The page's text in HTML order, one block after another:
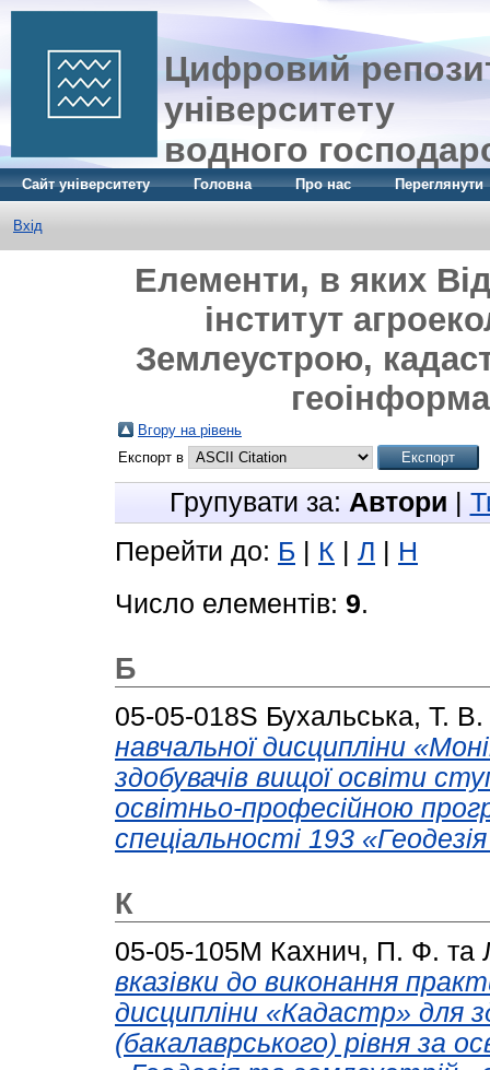
Цифровий
університету
водного
Сайт університету Головна Про нас Переглянути
Вхід
Елементи, в яких
інститут
Землеустрою,
Вгору на рівень
Експорт в
Групувати за: Автори
Перейти до: Б К Л
Н
Число елементів: 9.
Б
05-05-018S Бухальська, Т. В.
навчальної дисципліни
здобувачів вищої освіти
освітньо-професійною
спеціальності 193
К
05-05-105М Кахнич, П. Ф. та
вказівки до виконання
дисципліни «Кадастр» для
(бакалаврського) рівня за